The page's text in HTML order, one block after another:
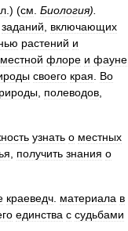
.) (см Биология).
заданий
включающих
растений и
местной флоре и фауне
своего края
Во
полеводов
узнать о местных
получить знания о
краеведч материала в
единства с судьбами